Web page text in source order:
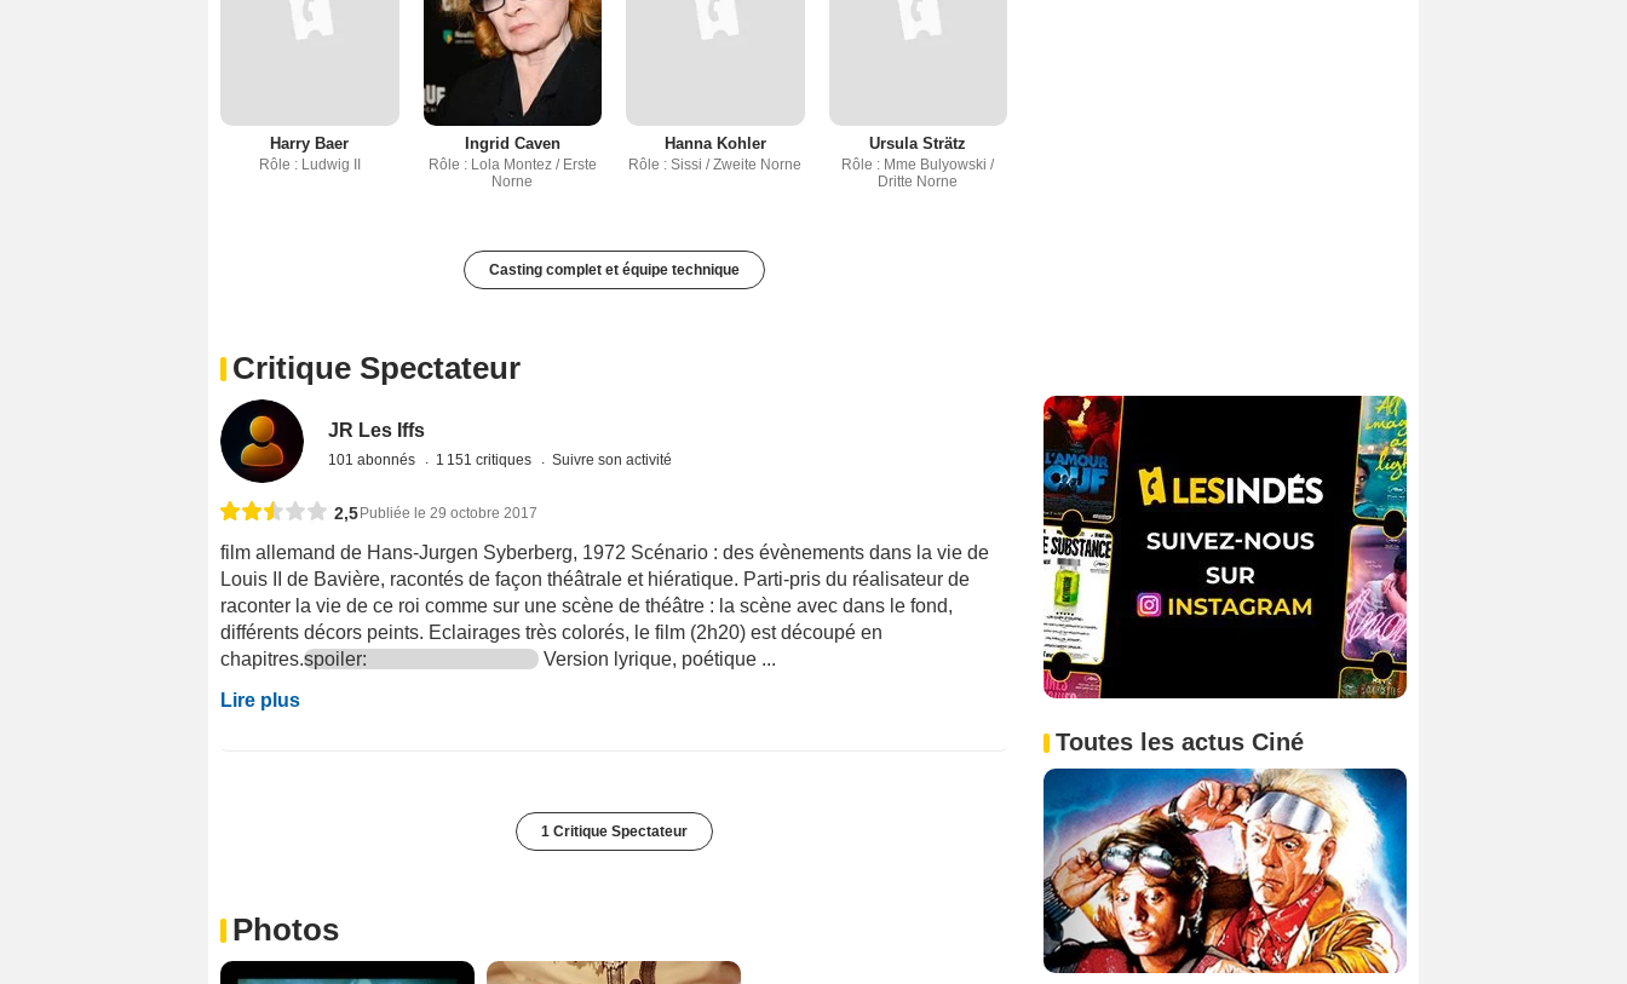
Harry Baer
Rôle : Ludwig II
Ingrid Caven
Rôle : Lola Montez / Erste
Norne
Hanna Kohler
Rôle : Sissi / Zweite Norne
Ursula Strätz
Rôle : Mme Bulyowski /
Dritte Norne
Casting complet et équipe technique
Critique Spectateur
JR Les Iffs
101 abonnés 1 151 critiques Suivre son activité
2,5Publiée le 29 octobre 2017
film allemand de Hans-Jurgen Syberberg, 1972 Scénario : des évènements dans la vie de
Louis II de Bavière, racontés de façon théâtrale et hiératique. Parti-pris du réalisateur de
raconter la vie de ce roi comme sur une scène de théâtre : la scène avec dans le fond,
différents décors peints. Eclairages très colorés, le film (2h20) est découpé en
chapitres.spoiler:
Version lyrique, poétique ...
Lire plus
1 Critique Spectateur
Photos
Toutes les actus Ciné